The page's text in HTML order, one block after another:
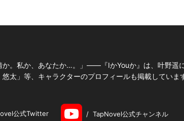
か。私か、あなたか…。」――『IかYouか』は、叶野
太」等、キャラクターのプロフィールも掲載してい
公式Twitter / TapNovel公式チャンネル